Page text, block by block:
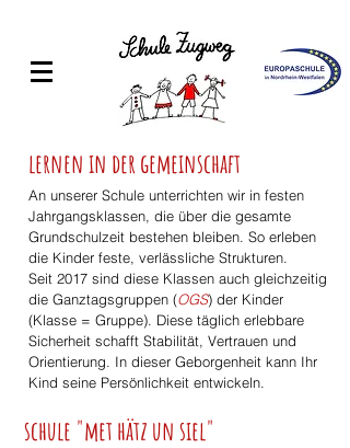
An unserer Schule unterrichten wir in festen
Jahrgangsklassen, die über die gesamte
Grundschulzeit bestehen bleiben. So erleben
die Kinder feste, verlässliche Strukturen.
Seit 2017 sind diese Klassen auch gleichzeitig
die Ganztagsgruppen (OGS) der Kinder
(Klasse = Gruppe). Diese täglich erlebbare
Sicherheit schafft Stabilität, Vertrauen und
Orientierung. In dieser Geborgenheit kann Ihr
Kind seine Persönlichkeit entwickeln.
lernen in der gemeinschaft
schule "met hätz un siel"